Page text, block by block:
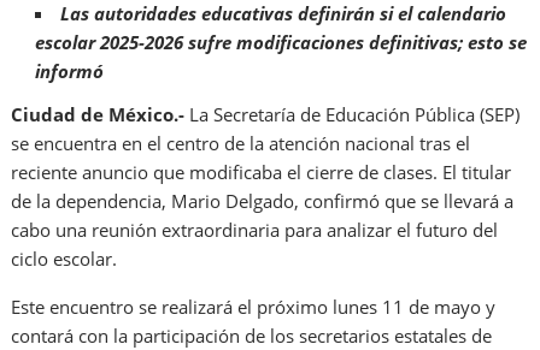
Las autoridades educativas definirán si el calendario
escolar 2025-2026 sufre modificaciones definitivas; esto se
informó
Ciudad de México.- La Secretaría de Educación Pública (SEP)
se encuentra en el centro de la atención nacional tras el
reciente anuncio que modificaba el cierre de clases. El titular
de la dependencia, Mario Delgado, confirmó que se llevará a
cabo una reunión extraordinaria para analizar el futuro del
ciclo escolar.
Este encuentro se realizará el próximo lunes 11 de mayo y
contará con la participación de los secretarios estatales de